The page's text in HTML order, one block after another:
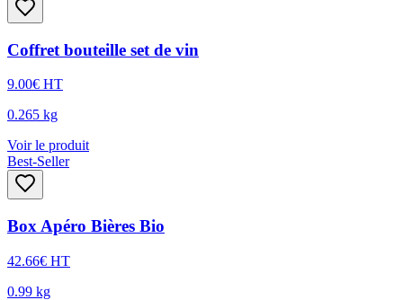
Coffret bouteille set de vin
9.00€ HT
0.265 kg
Voir le produit
Best-Seller
Box Apéro Bières Bio
42.66€ HT
0.99 kg